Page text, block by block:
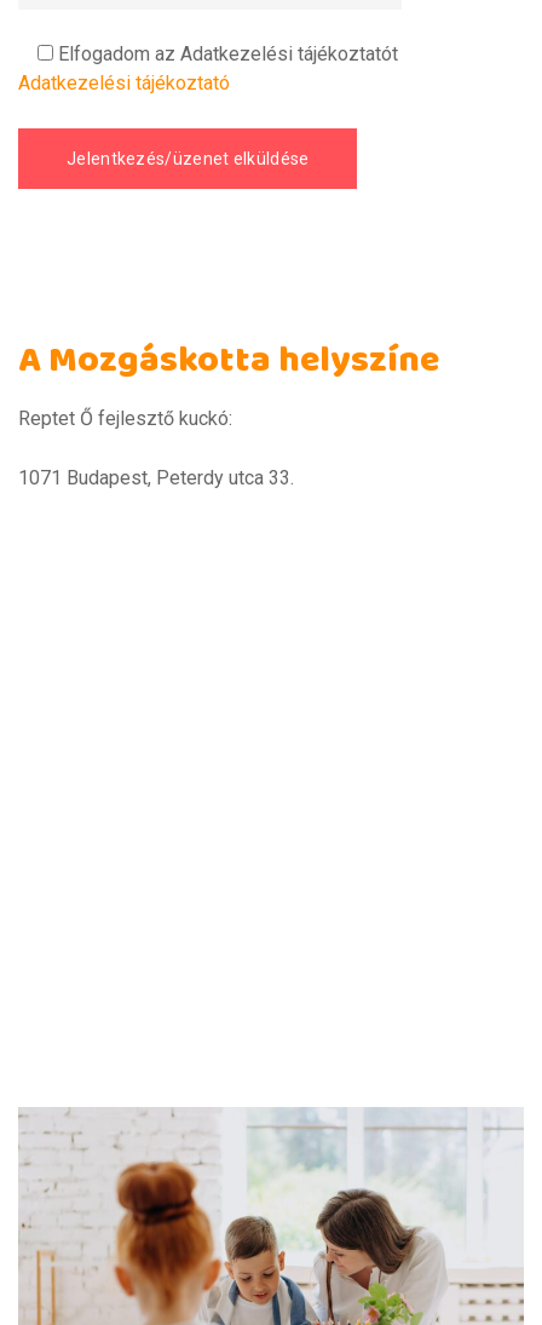
Elfogadom az Adatkezelési tájékoztatót
Adatkezelési tájékoztató
A Mozgáskotta helyszíne
Reptet Ő fejlesztő kuckó:
1071 Budapest, Peterdy utca 33.